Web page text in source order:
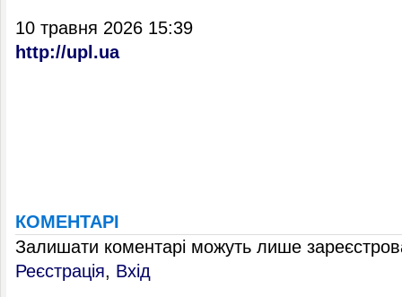
10 травня 2026 15:39
http://upl.ua
КОМЕНТАРІ
Залишати коментарі можуть лише
Реєстрація, Вхід